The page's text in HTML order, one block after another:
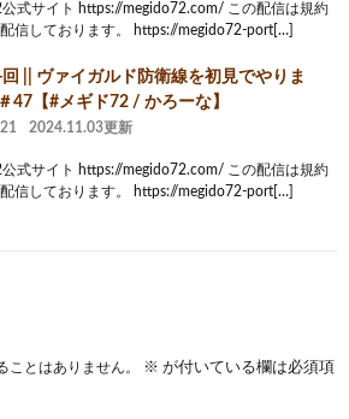
公式サイト https://megido72.com/ この配信は規約
信しております。 https://megido72-port[…]
|| ヴァイガルド防衛線を初見でやりま
47【#メギド72 / かろーな】
2024.11.03更新
公式サイト https://megido72.com/ この配信は規約
信しております。 https://megido72-port[…]
ことはありません。 ※ が付いている欄は必須項